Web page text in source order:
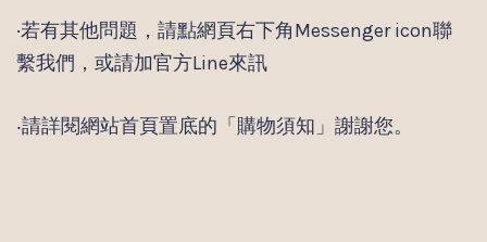
·若有其他問題，請點網頁右下角Messenger icon聯
繫我們，或請加官方Line來訊
‧請詳閱網站首頁置底的「購物須知」謝謝您。